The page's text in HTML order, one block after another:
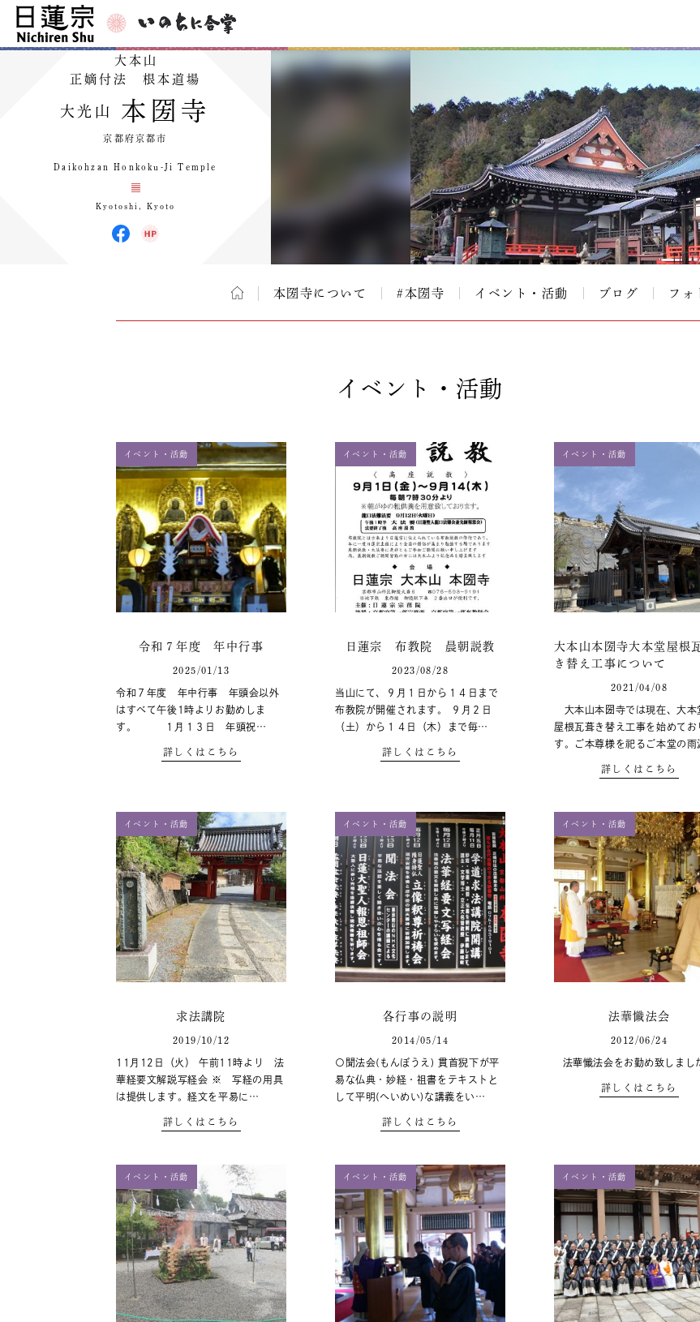
大本山
正嫡付法 根本道場
大光山 本圀寺
京都府京都市
Daikohzan Honkoku-Ji Temple
Kyotoshi, Kyoto
本圀寺について #本圀寺 イベント・活動 ブログ フォ
イベント・活動
イベント・活動
令和７年度 年中行事
2025/01/13
令和７年度 年中行事 年頭会以外
はすべて午後1時よりお勤めしま
す。 １月１３日 年頭祝…
詳しくはこちら
イベント・活動
日蓮宗 布教院 晨朝説教
2023/08/28
当山にて、９月１日から１４日まで
布教院が開催されます。 ９月２日
（土）から１４日（木）まで毎…
詳しくはこちら
イベント・活動
大本山本圀寺大本堂屋根
き替え工事について
2021/04/08
大本山本圀寺では現在、大本
屋根瓦葺き替え工事を始めてお
す。ご本尊様を祀るご本堂の
詳しくはこちら
イベント・活動
求法講院
2019/10/12
11月12日（火） 午前11時より 法
華経要文解説写経会 ※ 写経の用具
は提供します。経文を平易に…
詳しくはこちら
イベント・活動
各行事の説明
2014/05/14
〇聞法会(もんぼうえ) 貫首猊下が平
易な仏典・妙経・祖書をテキストと
して平明(へいめい)な講義をい…
詳しくはこちら
イベント・活動
法華懺法会
2012/06/24
法華懺法会をお勤め致しまし
詳しくはこちら
イベント・活動 イベント・活動 イベント・活動